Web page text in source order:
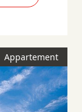
Appartement